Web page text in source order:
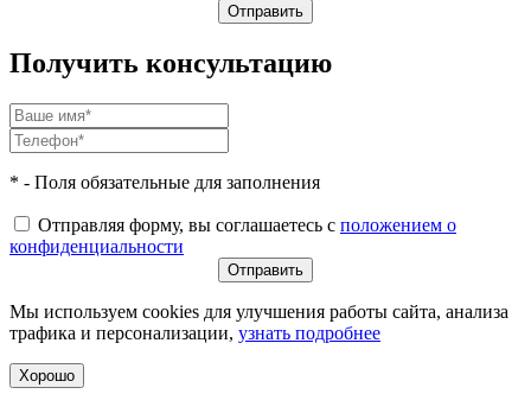
Получить консультацию
* - Поля обязательные для заполнения
Отправляя форму, вы соглашаетесь с положением о
конфиденциальности
Мы используем cookies для улучшения работы сайта, анализа
трафика и персонализации, узнать подробнее
Хорошо